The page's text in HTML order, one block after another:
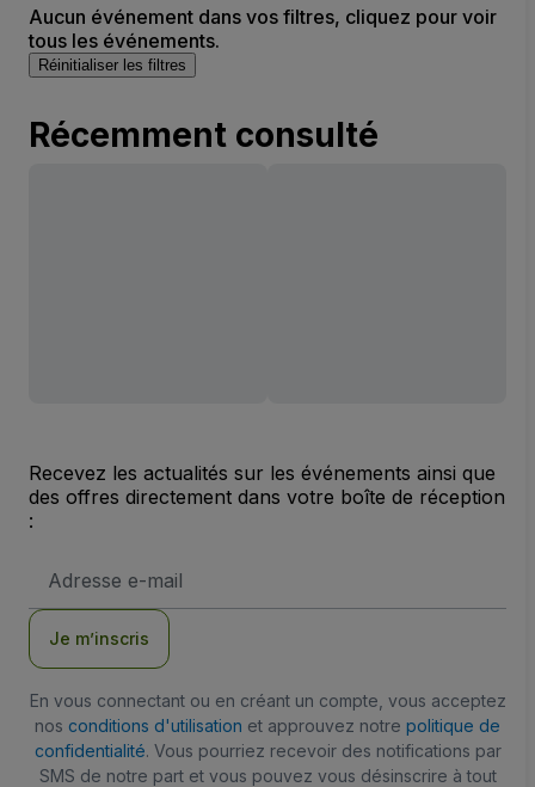
Aucun événement dans vos filtres, cliquez pour voir
tous les événements.
Réinitialiser les filtres
Récemment consulté
Recevez les actualités sur les événements ainsi que
des offres directement dans votre boîte de réception
:
e-
Je m’inscris
En vous connectant ou en créant un compte, vous acceptez
nos conditions d'utilisation et approuvez notre politique de
confidentialité. Vous pourriez recevoir des notifications par
SMS de notre part et vous pouvez vous désinscrire à tout